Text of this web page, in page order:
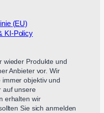
(EU)
KI-Policy
wieder Produkte und
Anbieter vor. Wir
objektiv und
auf unsere
erhalten wir
Sie sich anmelden